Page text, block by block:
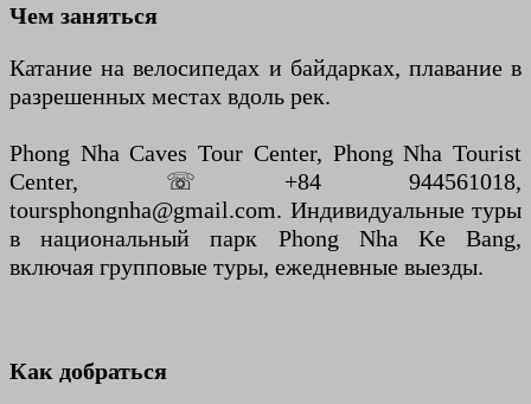
Чем заняться
Катание на велосипедах и байдарках, плавание в
разрешенных местах вдоль рек.
Phong Nha Caves Tour Center, Phong Nha Tourist
Center, ☏ +84 944561018,
toursphongnha@gmail.com. Индивидуальные туры
в национальный парк Phong Nha Ke Bang,
включая групповые туры, ежедневные выезды.
Как добраться